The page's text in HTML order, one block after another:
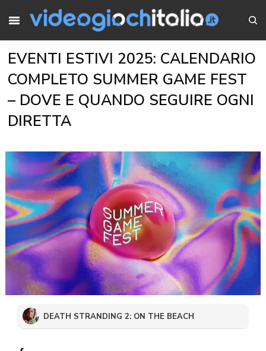
EVENTI ESTIVI 2025: CALENDARIO
COMPLETO SUMMER GAME FEST
– DOVE E QUANDO SEGUIRE OGNI
DIRETTA
DEATH STRANDING 2: ON THE BEACH